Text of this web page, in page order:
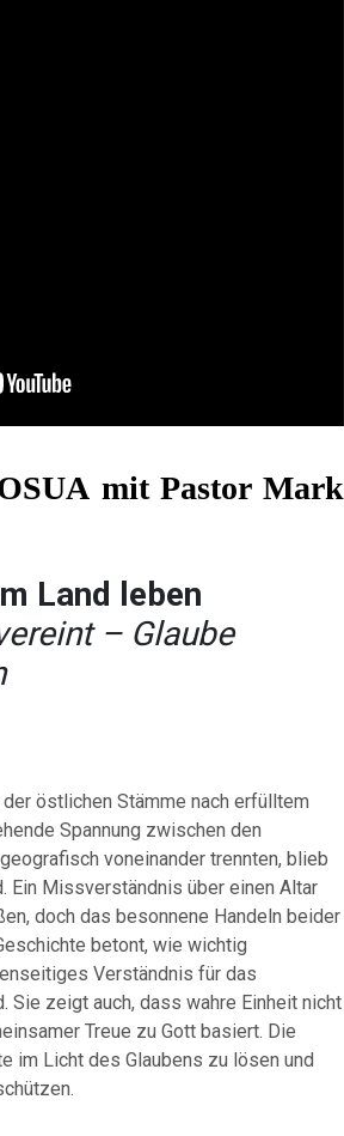
mit Pastor Mark
Land leben
– Glaube
östlichen Stämme nach erfülltem
Spannung zwischen den
voneinander trennten, blieb
Ein Missverständnis über einen Altar
doch das besonnene Handeln beider
betont, wie wichtig
Verständnis für das
zeigt auch, dass wahre Einheit nicht
Treue zu Gott basiert. Die
im Licht des Glaubens zu lösen und